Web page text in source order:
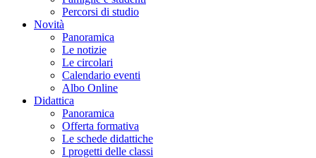
Percorsi di studio
Novità
Panoramica
Le notizie
Le circolari
Calendario eventi
Albo Online
Didattica
Panoramica
Offerta formativa
Le schede didattiche
I progetti delle classi